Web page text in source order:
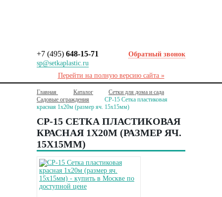
+7 (495) 648-15-71
sp@setkaplastic.ru
Обратный звонок
Перейти на полную версию сайта »
Главная Каталог
Сетки для дома и сада
Садовые ограждения
СР-15 Сетка пластиковая
красная 1х20м (размер яч. 15х15мм)
СР-15 СЕТКА ПЛАСТИКОВАЯ
КРАСНАЯ 1Х20М (РАЗМЕР ЯЧ.
15Х15ММ)